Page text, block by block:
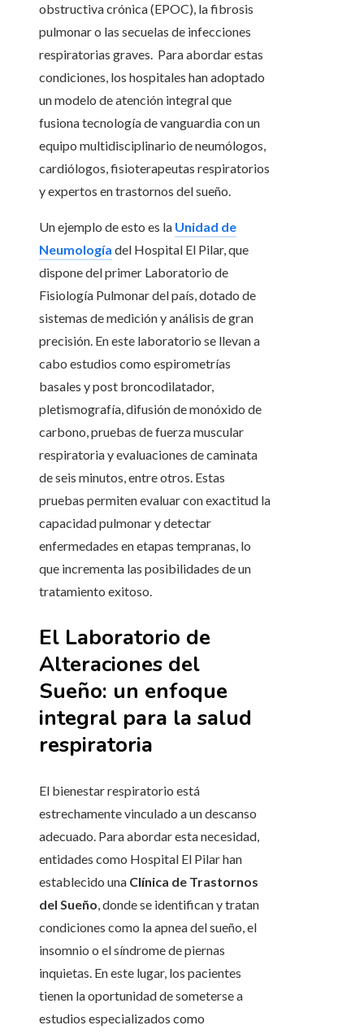
obstructiva crónica (EPOC), la fibrosis
pulmonar o las secuelas de infecciones
respiratorias graves. Para abordar estas
condiciones, los hospitales han adoptado
un modelo de atención integral que
fusiona tecnología de vanguardia con un
equipo multidisciplinario de neumólogos,
cardiólogos, fisioterapeutas respiratorios
y expertos en trastornos del sueño.
Un ejemplo de esto es la Unidad de
Neumología del Hospital El Pilar, que
dispone del primer Laboratorio de
Fisiología Pulmonar del país, dotado de
sistemas de medición y análisis de gran
precisión. En este laboratorio se llevan a
cabo estudios como espirometrías
basales y post broncodilatador,
pletismografía, difusión de monóxido de
carbono, pruebas de fuerza muscular
respiratoria y evaluaciones de caminata
de seis minutos, entre otros. Estas
pruebas permiten evaluar con exactitud la
capacidad pulmonar y detectar
enfermedades en etapas tempranas, lo
que incrementa las posibilidades de un
tratamiento exitoso.
El Laboratorio de
Alteraciones del
Sueño: un enfoque
integral para la salud
respiratoria
El bienestar respiratorio está
estrechamente vinculado a un descanso
adecuado. Para abordar esta necesidad,
entidades como Hospital El Pilar han
establecido una Clínica de Trastornos
del Sueño, donde se identifican y tratan
condiciones como la apnea del sueño, el
insomnio o el síndrome de piernas
inquietas. En este lugar, los pacientes
tienen la oportunidad de someterse a
estudios especializados como